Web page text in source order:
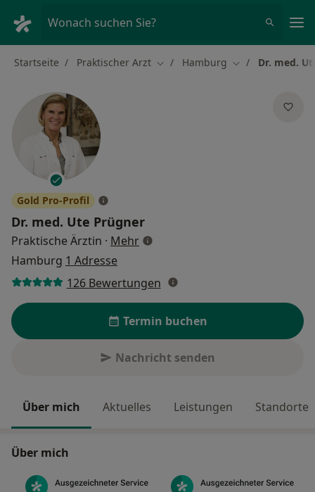
Wonach suchen Sie?
Startseite Praktischer Arzt Stadt ändern
Hamburg Stadt ändern
Dr. med.
Gold Pro-Profil
Dr. med. Ute Prügner
Praktische Ärztin · Mehrüber Spezialisierungen
Hamburg 1 Adresse
126 Bewertungen
Termin buchen
Nachricht senden
Über mich Aktuelles Leistungen Standorte
Über mich